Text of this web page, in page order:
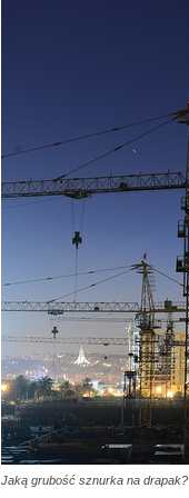
Jaką grubość sznurka na drapak?